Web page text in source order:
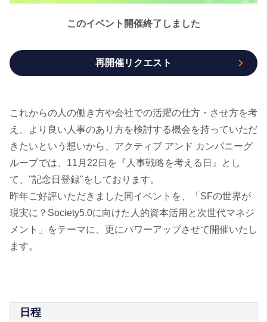
これからの人の働き方や会社での活躍の仕方・させ方を考
え、より良い人事のあり方を検討する機会を持っていただ
きたいという想いから、アクティブ アンド カンパニーグ
ループでは、11月22日を『人事戦略を考える日』とし
て、"記念日登録"をしております。
昨年ご好評いただきました同イベントを、「SFの世界が
現実に？Society5.0に向けた人的資本活用と次世代マネジ
メント」をテーマに、更にパワーアップさせて開催いたし
ます。
このイベント開催終了しました
再開催リクエスト
日程